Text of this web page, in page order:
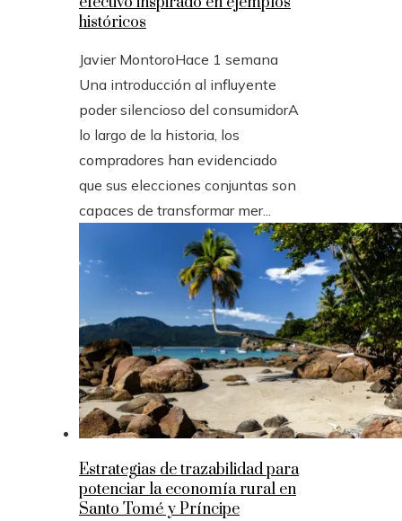
históricos
Javier MontoroHace 1 semana
Una introducción al influyente
poder silencioso del consumidorA
lo largo de la historia, los
compradores han evidenciado
que sus elecciones conjuntas son
capaces de transformar mer...
Estrategias de trazabilidad para
potenciar la economía rural en
Santo Tomé y Príncipe